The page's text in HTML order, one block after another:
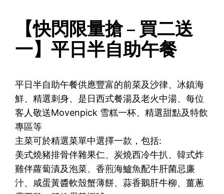
【快閃限量搶 – 買二送
一】平日半自助午餐
平日半自助午餐供應豐富的前菜及沙律、冰鎮海
鮮、精選刺身、是日西式餐湯及老火中湯、每位
客人敬送Movenpick 雪糕一杯、精選甜點及特飲
專區等
主菜可於精選菜單中選擇一款，包括:
美式燒豬排骨伴雜果仁、炭燒西冷牛扒、韓式炸
雞伴蘿蔔漬及泡菜、香煎海鱸魚配牛肝菌忌廉
汁、咸蛋黃醬軟殼蟹薄餅、蒜香鵝肝牛柳、薑蔥